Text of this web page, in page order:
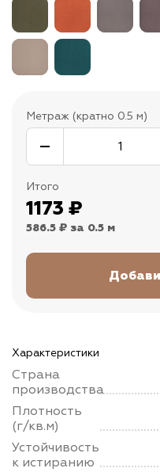
Метраж (кратно 0.5 м)
Итого
1173 ₽
586.5 ₽ за 0.5 м
Характеристики
Страна
производства
Плотность
(г/кв.м)
Устойчивость
к истиранию